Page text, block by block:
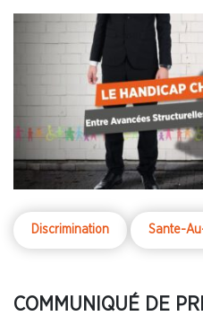
Discrimination Sante-
COMMUNIQUÉ DE